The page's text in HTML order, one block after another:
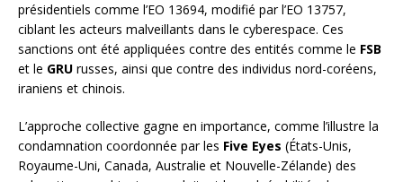
présidentiels comme l’EO 13694, modifié par l’EO 13757,
ciblant les acteurs malveillants dans le cyberespace. Ces
sanctions ont été appliquées contre des entités comme le FSB
et le GRU russes, ainsi que contre des individus nord-coréens,
iraniens et chinois.
L’approche collective gagne en importance, comme l’illustre la
condamnation coordonnée par les Five Eyes (États-Unis,
Royaume-Uni, Canada, Australie et Nouvelle-Zélande) des